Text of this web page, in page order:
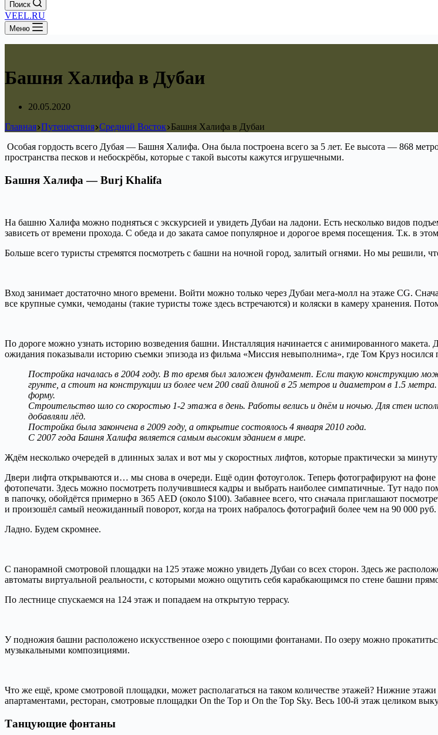
Поиск
VEEL.RU
Меню
Башня Халифа в Дубаи
20.05.2020
Главная Путешествия Средний Восток Башня Халифа в Дубаи
Особая гордость всего Дубая — Башня Халифа. Она была построена всего за 5 лет. Ее высота — 868
пространства песков и небоскрёбы, которые с такой высоты кажутся игрушечными.
Башня Халифа — Burj Khalifa
На башню Халифа можно подняться с экскурсией и увидеть Дубаи на ладони. Есть несколько видов
зависеть от времени прохода. С обеда и до заката самое популярное и дорогое время посещения. Т.к. в
Больше всего туристы стремятся посмотреть с башни на ночной город, залитый огнями. Но мы решили,
Вход занимает достаточно много времени. Войти можно только через Дубаи мега-молл на этаже CG.
все крупные сумки, чемоданы (такие туристы тоже здесь встречаются) и коляски в камеру хранения.
По дороге можно узнать историю возведения башни. Инсталляция начинается с анимированного
ожидания показывали историю съемки эпизода из фильма «Миссия невыполнима», где Том Круз носился
Постройка началась в 2004 году. В то время был заложен фундамент. Если такую конструкцию
грунте, а стоит на конструкции из более чем 200 свай длиной в 25 метров и диаметром в 1.5
форму.
Строительство шло со скоростью 1-2 этажа в день. Работы велись и днём и ночью. Для стен
добавляли лёд.
Постройка была закончена в 2009 году, а открытие состоялось 4 января 2010 года.
С 2007 года Башня Халифа является самым высоким зданием в мире.
Ждём несколько очередей в длинных залах и вот мы у скоростных лифтов, которые практически за
Двери лифта открываются и… мы снова в очереди. Ещё один фотоуголок. Теперь фотографируют на
фотопечати. Здесь можно посмотреть получившиеся кадры и выбрать наиболее симпатичные. Тут надо
в папочку, обойдётся примерно в 365 AED (около $100). Забавнее всего, что сначала приглашают
и произошёл самый неожиданный поворот, когда на троих набралось фотографий более чем на 90 000 руб.
Ладно. Будем скромнее.
С панорамной смотровой площадки на 125 этаже можно увидеть Дубаи со всех сторон. Здесь же
автоматы виртуальной реальности, с которыми можно ощутить себя карабкающимся по стене башни
По лестнице спускаемся на 124 этаж и попадаем на открытую террасу.
У подножия башни расположено искусственное озеро с поющими фонтанами. По озеру можно
музыкальными композициями.
Что же ещё, кроме смотровой площадки, может располагаться на таком количестве этажей? Нижние
апартаментами, ресторан, смотровые площадки On the Top и On the Top Sky. Весь 100-й этаж целиком
Танцующие фонтаны